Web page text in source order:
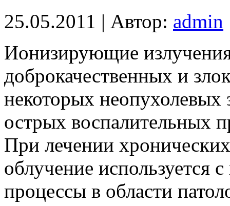
25.05.2011 | Автор: admin
Ионизирующие
доброкачественных и
некоторых неопухолевых
острых воспалительных
При лечении
облучение используется
процессы в области